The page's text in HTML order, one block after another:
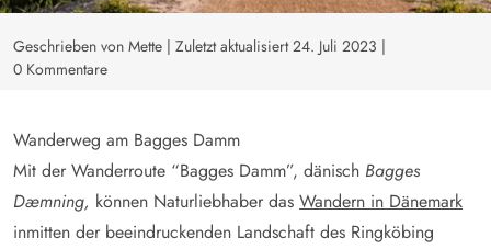
Geschrieben von Mette | Zuletzt aktualisiert 24. Juli 2023 |
0 Kommentare
Wanderweg am Bagges Damm
Mit der Wanderroute “Bagges Damm”, dänisch Bagges
Dæmning, können Naturliebhaber das Wandern in Dänemark
inmitten der beeindruckenden Landschaft des Ringköbing